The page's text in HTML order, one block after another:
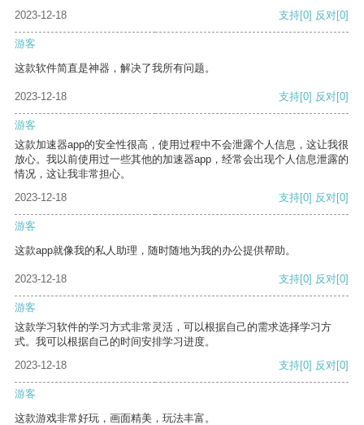
2023-12-18 支持[0] 反对[0]
游客
这款软件简直是神器，解决了我所有问题。
2023-12-18 支持[0] 反对[0]
游客
这款加速器app的安全性很高，使用过程中不会泄露个人信息，这让我很
放心。我以前使用过一些其他的加速器app，经常会出现个人信息泄露的
情况，这让我非常担心。
2023-12-18
支持[0] 反对[0]
游客
这款app就像我的私人助理，随时随地为我的办公提供帮助。
2023-12-18 支持[0] 反对[0]
游客
这款学习软件的学习方式非常灵活，可以根据自己的需求选择学习方
式。我可以根据自己的时间安排学习进度。
2023-12-18
支持[0] 反对[0]
游客
这款游戏非常好玩，画面精美，玩法丰富。